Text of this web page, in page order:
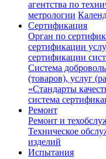
агентства по
метрологии
Сертификация
Орган по
сертификации
сертификации
Система
(товаров), услуг
«Стандарты
система
Ремонт
Ремонт и
Техническое
изделий
Испытания